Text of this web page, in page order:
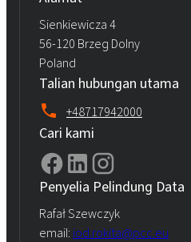
Sienkiewicza 4
56-120 Brzeg Dolny
Poland
Talian hubungan utama
+48717942000
Cari kami
Penyelia Pelindung Data
Rafał Szewczyk
email: iod.rokita@pcc.eu